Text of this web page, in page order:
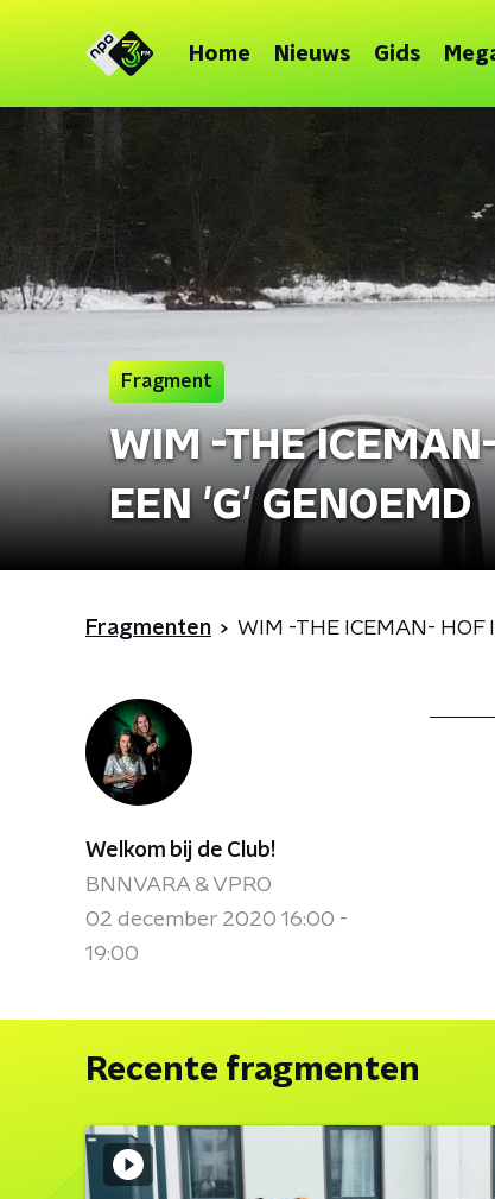
Home Nieuws Gids
Fragment
WIM -THE
EEN 'G' GENOEMD
Fragmenten WIM -THE ICEMAN- HOF
Welkom bij de Club!
BNNVARA & VPRO
02 december 2020 16:00 -
19:00
Recente fragmenten